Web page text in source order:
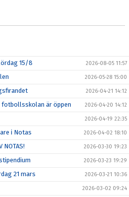
15/8 2026-08-05 11:57
2026-05-28 15:00
2026-04-21 14:12
fotbollsskolan är öppen 2026-04-20 14:12
2026-04-19 22:35
i Notas 2026-04-02 18:10
NOTAS! 2026-03-30 19:23
2026-03-23 19:29
21 mars 2026-03-21 10:36
2026-03-02 09:24